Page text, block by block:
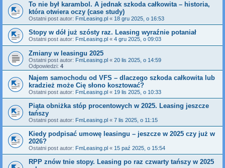
To nie był karambol. A jednak szkoda całkowita – historia,
która otwiera oczy (case study)
Ostatni post autor: FmLeasing.pl « 18 gru 2025, o 16:53
Stopy w dół już szósty raz. Leasing wyraźnie potaniał
Ostatni post autor: FmLeasing.pl « 4 gru 2025, o 09:03
Zmiany w leasingu 2025
Ostatni post autor: FmLeasing.pl « 20 lis 2025, o 14:59
Odpowiedzi: 4
Najem samochodu od VFS – dlaczego szkoda całkowita lub
kradzież może Cię słono kosztować?
Ostatni post autor: FmLeasing.pl « 19 lis 2025, o 10:33
Piąta obniżka stóp procentowych w 2025. Leasing jeszcze
tańszy
Ostatni post autor: FmLeasing.pl « 7 lis 2025, o 11:15
Kiedy podpisać umowę leasingu – jeszcze w 2025 czy już w
2026?
Ostatni post autor: FmLeasing.pl « 15 paź 2025, o 15:54
RPP znów tnie stopy. Leasing po raz czwarty tańszy w 2025